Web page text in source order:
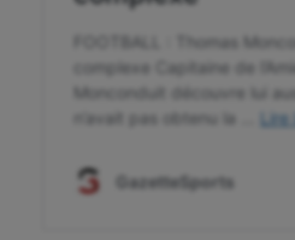
Sport santé
Sport-santé
Tir